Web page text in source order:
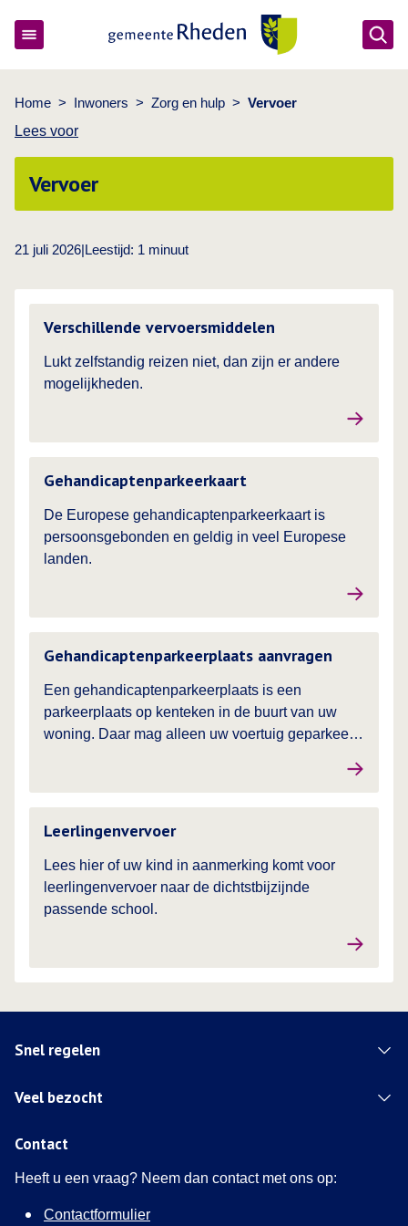
Home > Inwoners > Zorg en hulp > Vervoer
Lees voor
Vervoer
21 juli 2026|Leestijd: 1 minuut
Verschillende vervoersmiddelen
Lukt zelfstandig reizen niet, dan zijn er andere
mogelijkheden.
Gehandicaptenparkeerkaart
De Europese gehandicaptenparkeerkaart is
persoonsgebonden en geldig in veel Europese
landen.
Gehandicaptenparkeerplaats aanvragen
Een gehandicaptenparkeerplaats is een
parkeerplaats op kenteken in de buurt van uw
woning. Daar mag alleen uw voertuig geparkeerd
Leerlingenvervoer
Lees hier of uw kind in aanmerking komt voor
leerlingenvervoer naar de dichtstbijzijnde
passende school.
Snel regelen
Veel bezocht
Contact
Heeft u een vraag? Neem dan contact met ons op:
Contactformulier